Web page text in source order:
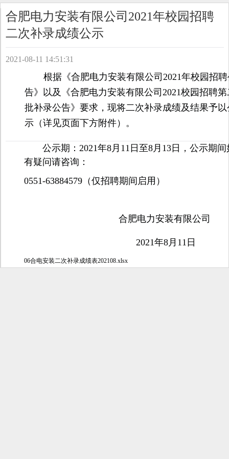
合肥电力安装有限公司2021年校园招聘
二次补录成绩公示
2021-08-11 14:51:31
根据《合肥电力安装有限公司2021年校园招
告》以及《合肥电力安装有限公司2021校园招聘第
批补录公告》要求，现将二次补录成绩及结果予以
示（详见页面下方附件）。
公示期： 2021年8月11日至8月13日，公示期间
有疑问请咨询：
0551-63884579（仅招聘期间启用）
合肥电力安装有限公司
2021年8月11日
06合电安装二次补录成绩表202108.xlsx